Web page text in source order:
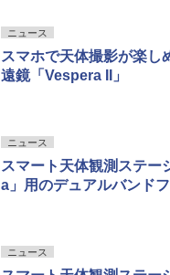
ニュース
スマホで天体撮影が楽し
遠鏡「Vespera II」
ニュース
スマート天体観測ステー
a」用のデュアルバンド
ニュース